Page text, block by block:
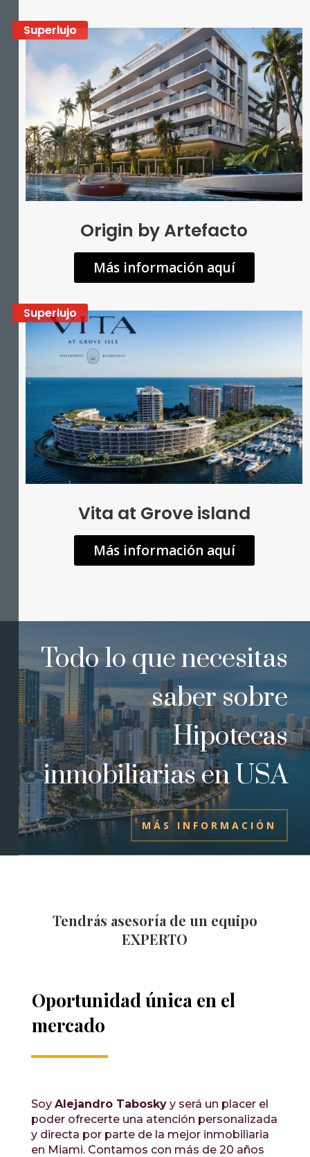
Superlujo
Origin by Artefacto
Más información aquí
Superlujo
Vita at Grove island
Más información aquí
Todo lo que necesitas
saber sobre
Hipotecas
inmobiliarias en USA
MÁS INFORMACIÓN
Tendrás asesoría de un equipo
EXPERTO
Oportunidad única en el
mercado
Soy Alejandro Taboskyy será un placer el
poder ofrecerte una atención personalizada
y directa por parte de la mejor inmobiliaria
en Miami. Contamos con más de 20 años